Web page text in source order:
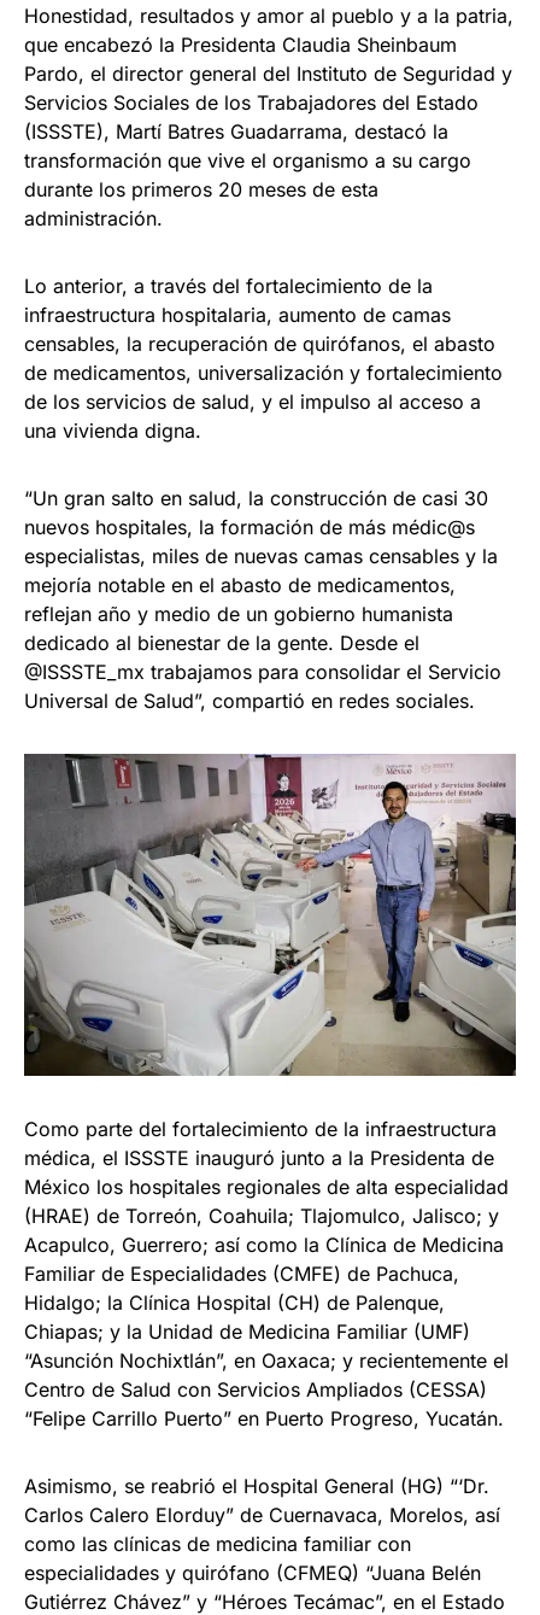
Honestidad, resultados y amor al pueblo y a la patria,
que encabezó la Presidenta Claudia Sheinbaum
Pardo, el director general del Instituto de Seguridad y
Servicios Sociales de los Trabajadores del Estado
(ISSSTE), Martí Batres Guadarrama, destacó la
transformación que vive el organismo a su cargo
durante los primeros 20 meses de esta
administración.
Lo anterior, a través del fortalecimiento de la
infraestructura hospitalaria, aumento de camas
censables, la recuperación de quirófanos, el abasto
de medicamentos, universalización y fortalecimiento
de los servicios de salud, y el impulso al acceso a
una vivienda digna.
“Un gran salto en salud, la construcción de casi 30
nuevos hospitales, la formación de más médic@s
especialistas, miles de nuevas camas censables y la
mejoría notable en el abasto de medicamentos,
reflejan año y medio de un gobierno humanista
dedicado al bienestar de la gente. Desde el
@ISSSTE_mx trabajamos para consolidar el Servicio
Universal de Salud”, compartió en redes sociales.
Como parte del fortalecimiento de la infraestructura
médica, el ISSSTE inauguró junto a la Presidenta de
México los hospitales regionales de alta especialidad
(HRAE) de Torreón, Coahuila; Tlajomulco, Jalisco; y
Acapulco, Guerrero; así como la Clínica de Medicina
Familiar de Especialidades (CMFE) de Pachuca,
Hidalgo; la Clínica Hospital (CH) de Palenque,
Chiapas; y la Unidad de Medicina Familiar (UMF)
“Asunción Nochixtlán”, en Oaxaca; y recientemente el
Centro de Salud con Servicios Ampliados (CESSA)
“Felipe Carrillo Puerto” en Puerto Progreso, Yucatán.
Asimismo, se reabrió el Hospital General (HG) “‘Dr.
Carlos Calero Elorduy” de Cuernavaca, Morelos, así
como las clínicas de medicina familiar con
especialidades y quirófano (CFMEQ) “Juana Belén
Gutiérrez Chávez” y “Héroes Tecámac”, en el Estado